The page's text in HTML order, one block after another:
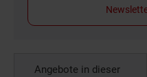
Angebote in dieser